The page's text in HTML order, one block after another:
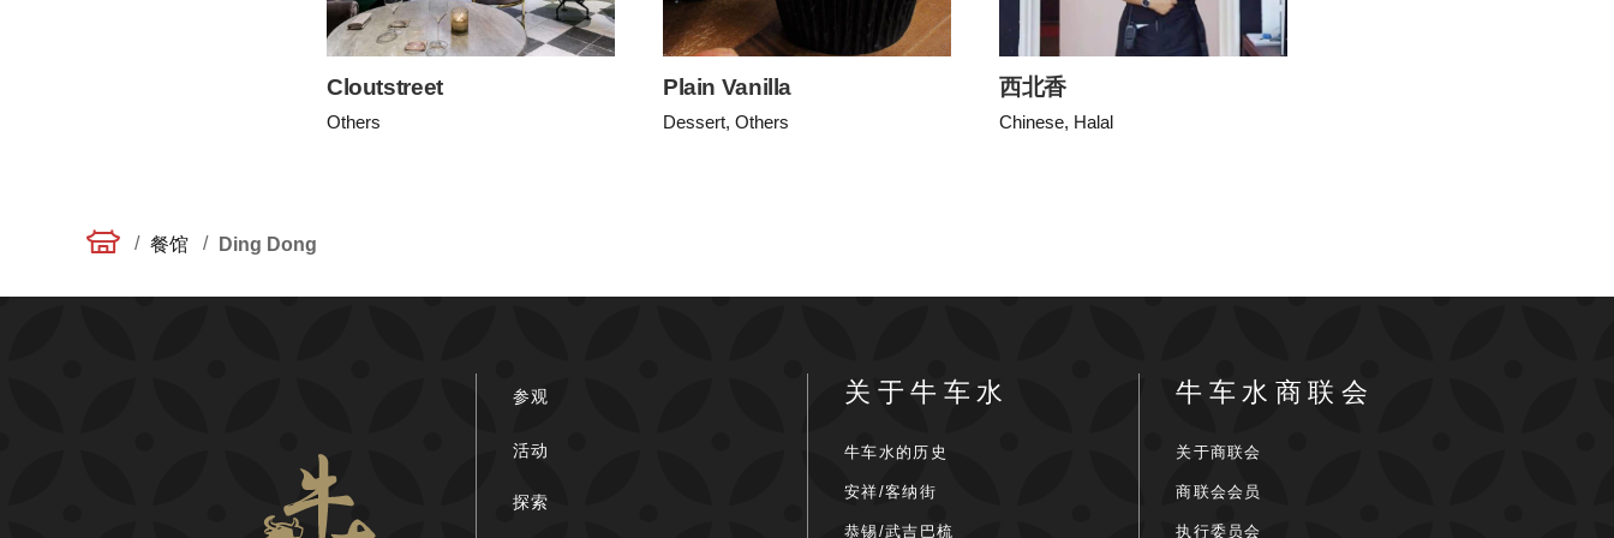
Cloutstreet
Others
Plain Vanilla
Dessert, Others
西北香
Chinese, Halal
/ 餐馆 / Ding Dong
参观
活动
探索
关于牛车水
牛车水的历史
安祥/客纳街
恭锡/武吉巴梳
牛车水商联会
关于商联会
商联会会员
执行委员会